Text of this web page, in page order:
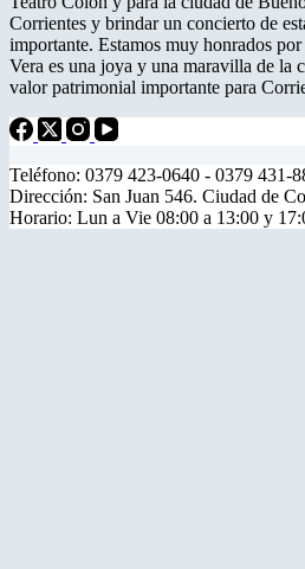
Corrientes y brindar un concierto de
importante. Estamos muy honrados
Vera es una joya y una maravilla de la
valor patrimonial importante para
Teléfono: 0379 423-0640 - 0379 431-
Dirección: San Juan 546. Ciudad de
Horario: Lun a Vie 08:00 a 13:00 y